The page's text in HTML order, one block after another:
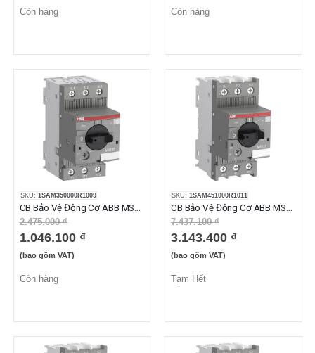
Còn hàng Còn hàng
SKU: 1SAM350000R1009
2.475.000 ₫
1.046.100 ₫
(bao gồm VAT)
Còn hàng
SKU: 1SAM451000R1011
7.437.100 ₫
3.143.400 ₫
(bao gồm VAT)
Tạm Hết